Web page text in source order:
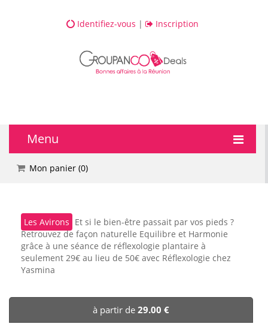
Identifiez-vous | Inscription
Menu
🔥 DEALS
💅 Beauté
🎯 Loisirs
Mon panier (0)
Les Avirons Et si le bien-être passait par vos pieds ?
Retrouvez de façon naturelle Equilibre et Harmonie
grâce à une séance de réflexologie plantaire à
seulement 29€ au lieu de 50€ avec Réflexologie chez
Yasmina
à partir de 29.00 €